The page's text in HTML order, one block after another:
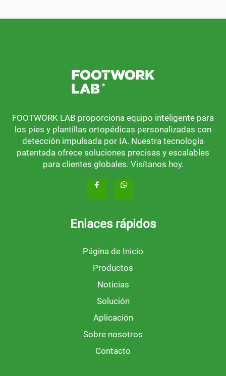
FOOTWORK LAB proporciona equipo inteligente para
los pies y plantillas ortopédicas personalizadas con
detección impulsada por IA. Nuestra tecnología
patentada ofrece soluciones precisas y escalables
para clientes globales. Visítanos hoy.
Enlaces rápidos
Página de Inicio
Productos
Noticias
Solución
Aplicación
Sobre nosotros
Contacto